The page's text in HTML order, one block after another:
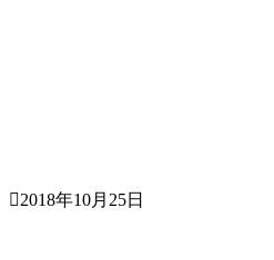
2018年10月25日